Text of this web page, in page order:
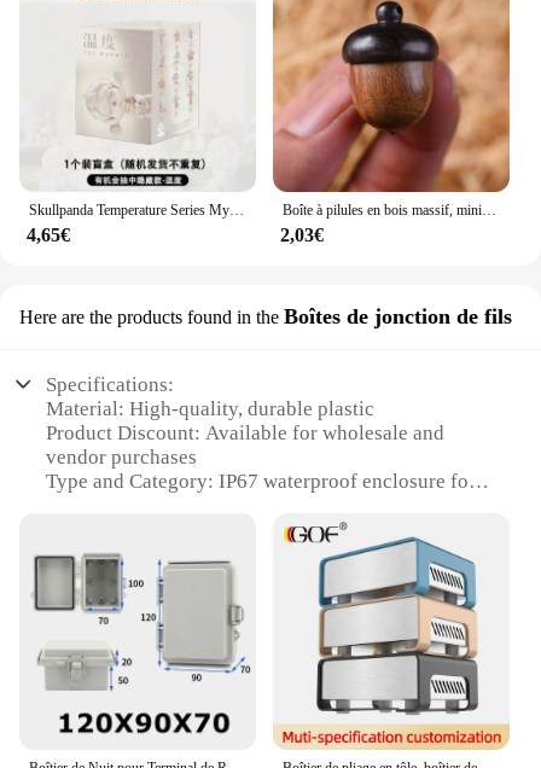
4,65€
Boîte à pilules en bois massif, mini caisse de sauvetage en bois de santal, conteneur pour petits objets, stockage de granulés en forme de gland, 1 pièce
2,03€
Here are the products found in the Boîtes de jonction de fils
Specifications:
Material: High-quality, durable plastic
Product Discount: Available for wholesale and
vendor purchases
Type and Category: IP67 waterproof enclosure for
Design and Style: Transparent for easy visual
inspection
Usage and Purpose: Secure, weather-resistant
housing for electrical components
Typical Adaptive Scenario: Ideal for outdoor
installations and harsh environments
Shape or Size or Weight or Quantity: Customizable
to fit various cable sets